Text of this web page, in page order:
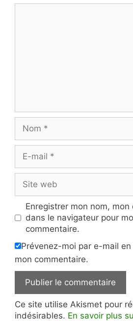
mail
web
Enregistrer mon nom,
dans le navigateur pour
commentaire.
Prévenez-moi par e-mail
mon commentaire.
Ce site utilise Akismet pour
indésirables. En savoir plus